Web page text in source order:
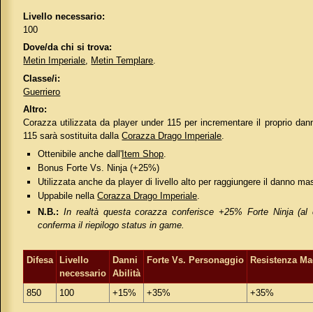
Livello necessario:
100
Dove/da chi si trova:
Metin Imperiale, Metin Templare.
Classe/i:
Guerriero
Altro:
Corazza utilizzata da player under 115 per incrementare il proprio
115 sarà sostituita dallaCorazza Drago Imperiale.
Ottenibile anche dall'Item Shop
Bonus Forte Vs. Ninja (+25%)
Utilizzata anche da player di livello alto per raggiungere il danno
Uppabile nellaCorazza Drago Imperiale.
N.B.: In realtà questa corazza conferisce +25% Forte Ninja
conferma il riepilogo status in game.
Difesa
Livello
necessario
Danni
Abilità
Forte Vs. Personaggio Resistenza
850 100 +15% +35% +35%